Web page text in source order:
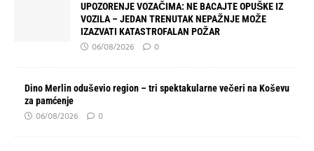
UPOZORENJE VOZAČIMA: NE BACAJTE OPUŠKE IZ
VOZILA – JEDAN TRENUTAK NEPAŽNJE MOŽE
IZAZVATI KATASTROFALAN POŽAR
06/08/2026 0
Dino Merlin oduševio region – tri spektakularne večeri na Koševu
za pamćenje
06/08/2026 0